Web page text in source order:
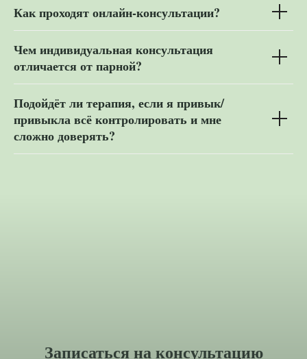
Как проходят онлайн-консультации?
Чем индивидуальная консультация
отличается от парной?
Подойдёт ли терапия, если я привык/
привыкла всё контролировать и мне
сложно доверять?
Записаться на консультацию